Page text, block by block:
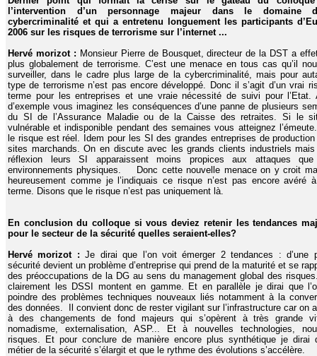
l’intervention d’un personnage majeur dans le domaine
cybercriminalité et qui a entretenu longuement les participants
2006 sur les risques de terrorisme sur l’internet ...
Hervé morizot : Monsieur Pierre de Bousquet, directeur de la DST a
plus globalement de terrorisme. C’est une menace en tous cas qu’il
surveiller, dans le cadre plus large de la cybercriminalité, mais pour
type de terrorisme n’est pas encore développé. Donc il s’agit d’un vrai
terme pour les entreprises et une vraie nécessité de suivi pour l’Etat.
d’exemple vous imaginez les conséquences d’une panne de plusieurs
du SI de l’Assurance Maladie ou de la Caisse des retraites. Si le
vulnérable et indisponible pendant des semaines vous atteignez
le risque est réel. Idem pour les SI des grandes entreprises de
sites marchands. On en discute avec les grands clients industriels mais
réflexion leurs SI apparaissent moins propices aux attaques
environnements physiques. Donc cette nouvelle menace on y croit
heureusement comme je l’indiquais ce risque n’est pas encore avéré
terme. Disons que le risque n’est pas uniquement là.
En conclusion du colloque si vous deviez retenir les tendances
pour le secteur de la sécurité quelles seraient-elles?
Hervé morizot : Je dirai que l’on voit émerger 2 tendances : d’une
sécurité devient un problème d’entreprise qui prend de la maturité et se
des préoccupations de la DG au sens du management global des
clairement les DSSI montent en gamme. Et en parallèle je dirai que
poindre des problèmes techniques nouveaux liés notamment à la
des données. Il convient donc de rester vigilant sur l’infrastructure car on
à des changements de fond majeurs qui s’opèrent à très grande
nomadisme, externalisation, ASP... Et à nouvelles technologies,
risques. Et pour conclure de manière encore plus synthétique je dirai
métier de la sécurité s’élargit et que le rythme des évolutions s’accélère.